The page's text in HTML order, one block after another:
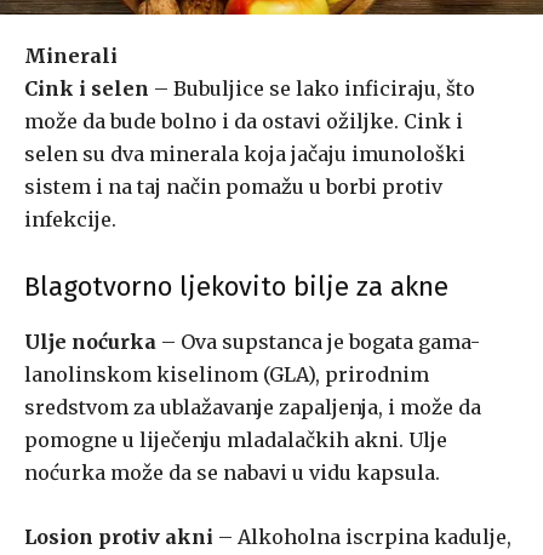
Minerali
Cink i selen – Bubuljice se lako inficiraju, što
može da bude bolno i da ostavi ožiljke. Cink i
selen su dva minerala koja jačaju imunološki
sistem i na taj način pomažu u borbi protiv
infekcije.
Blagotvorno ljekovito bilje za akne
Ulje noćurka – Ova supstanca je bogata gama-
lanolinskom kiselinom (GLA), prirodnim
sredstvom za ublažavanje zapaljenja, i može da
pomogne u liječenju mladalačkih akni. Ulje
noćurka može da se nabavi u vidu kapsula.
Losion protiv akni – Alkoholna iscrpina kadulje,